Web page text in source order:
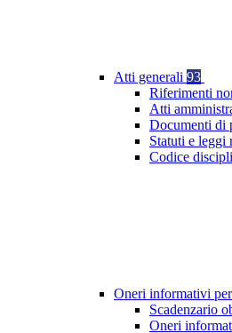
Atti generali 93
Riferimenti
Atti
Documenti di
Statuti e leggi
Codice
Oneri informativi
Scadenzario
Oneri